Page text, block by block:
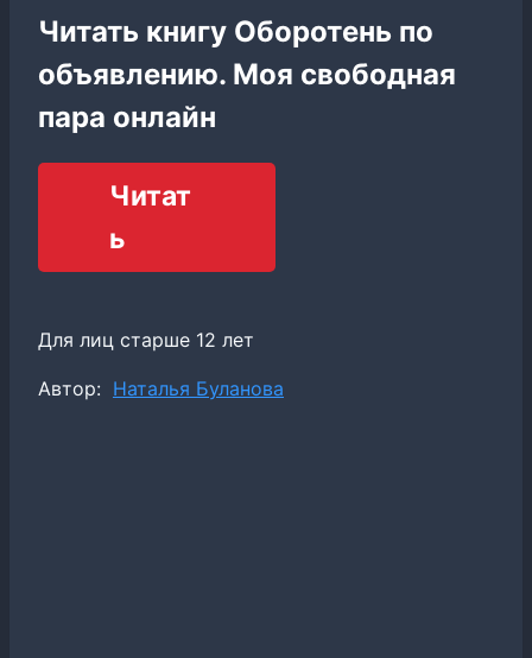
Читать книгу Оборотень по
объявлению. Моя свободная
пара онлайн
Читат
ь
Для лиц старше 12 лет
Метки
Автор: Наталья Буланова